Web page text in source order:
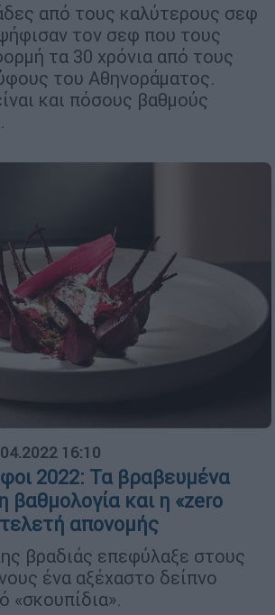
από τους καλύτερους σεφ
τον σεφ που τους
τα 30 χρόνια από τους
του Αθηνοράματος.
και πόσους βαθμούς
16:10
2022: Τα βραβευμένα
βαθμολογία και η «zero
απονομής
βραδιάς επεφύλαξε στους
ένα αξέχαστο δείπνο
«σκουπίδια».